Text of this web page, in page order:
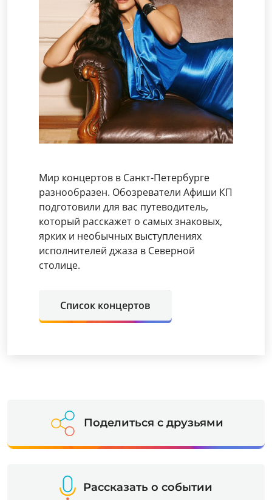
Мир концертов в Санкт-Петербурге
разнообразен. Обозреватели Афиши КП
подготовили для вас путеводитель,
который расскажет о самых знаковых,
ярких и необычных выступлениях
исполнителей джаза в Северной
столице.
Список концертов
Поделиться с друзьями
Рассказать о событии